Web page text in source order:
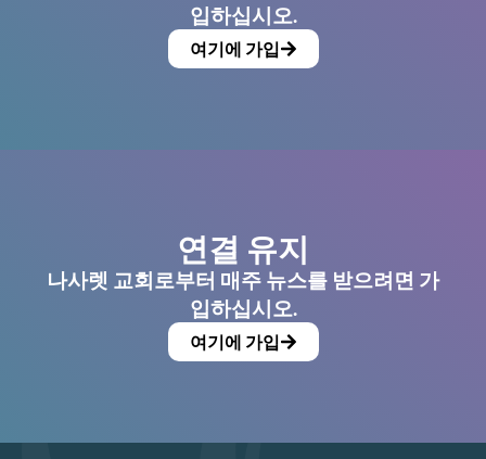
입하십시오.
여기에 가입
연결 유지
나사렛 교회로부터 매주 뉴스를 받으려면 가
입하십시오.
여기에 가입